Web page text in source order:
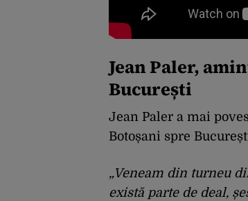
Jean Paler,
București
Jean Paler a mai
Botoșani spre
„Veneam din turneu
există parte de deal,